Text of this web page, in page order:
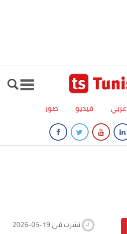
صور فيديو عربي
2026-05-19 نشرت في